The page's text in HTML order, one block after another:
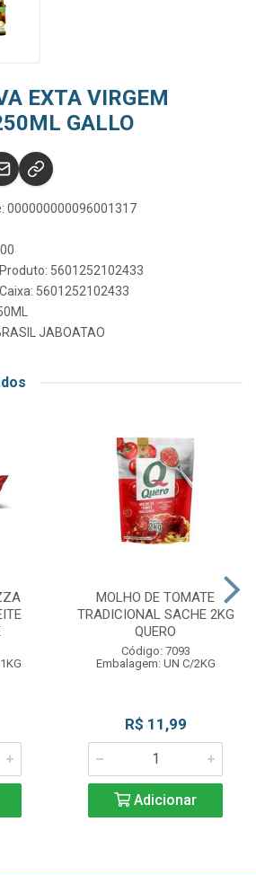
EXTA VIRGEM
GALLO
000000000096001317
5601252102433
5601252102433
JABOATAO
MOLHO DE TOMATE
TRADICIONAL SACHE 2KG
QUERO
Código: 7093
Embalagem: UN C/2KG
R$ 11,99
Adicionar